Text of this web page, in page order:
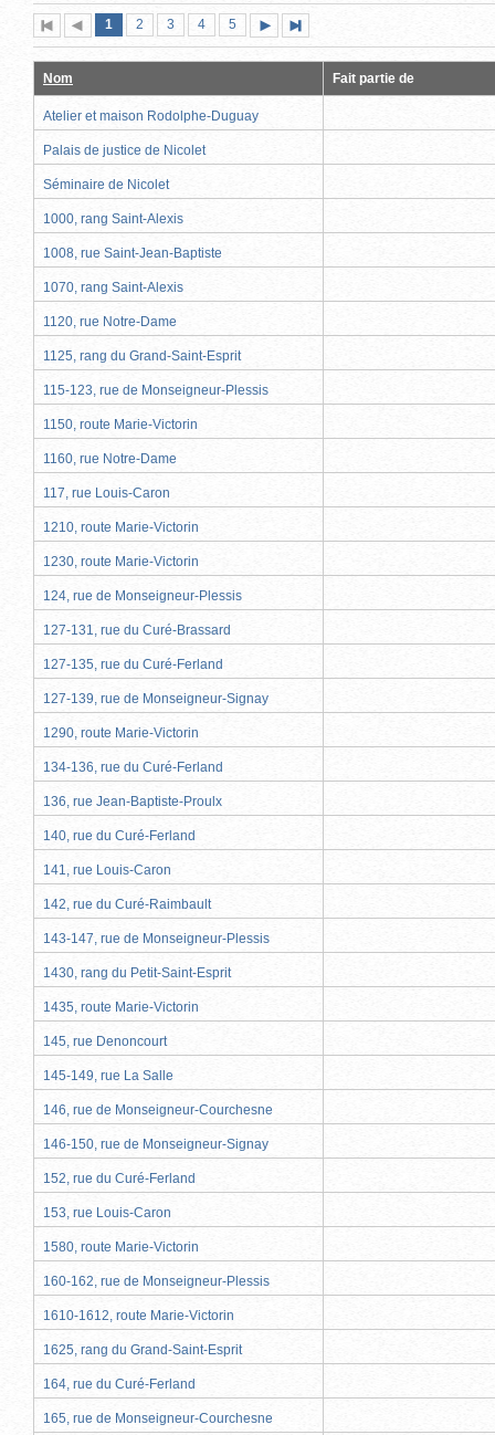
Première
page
Page
précédente
Page
1 (page
actuelle)
Page
2 Page
3 Page
4 Page
5
suivante
page
Nom Fait partie de
Atelier et maison Rodolphe-Duguay
Palais de justice de Nicolet
Séminaire de Nicolet
1000, rang Saint-Alexis
1008, rue Saint-Jean-Baptiste
1070, rang Saint-Alexis
1120, rue Notre-Dame
1125, rang du Grand-Saint-Esprit
115-123, rue de Monseigneur-Plessis
1150, route Marie-Victorin
1160, rue Notre-Dame
117, rue Louis-Caron
1210, route Marie-Victorin
1230, route Marie-Victorin
124, rue de Monseigneur-Plessis
127-131, rue du Curé-Brassard
127-135, rue du Curé-Ferland
127-139, rue de Monseigneur-Signay
1290, route Marie-Victorin
134-136, rue du Curé-Ferland
136, rue Jean-Baptiste-Proulx
140, rue du Curé-Ferland
141, rue Louis-Caron
142, rue du Curé-Raimbault
143-147, rue de Monseigneur-Plessis
1430, rang du Petit-Saint-Esprit
1435, route Marie-Victorin
145, rue Denoncourt
145-149, rue La Salle
146, rue de Monseigneur-Courchesne
146-150, rue de Monseigneur-Signay
152, rue du Curé-Ferland
153, rue Louis-Caron
1580, route Marie-Victorin
160-162, rue de Monseigneur-Plessis
1610-1612, route Marie-Victorin
1625, rang du Grand-Saint-Esprit
164, rue du Curé-Ferland
165, rue de Monseigneur-Courchesne